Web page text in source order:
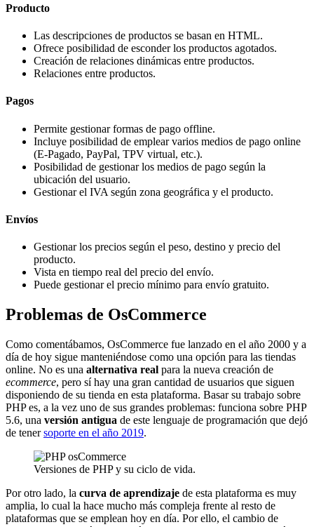
Producto
Las descripciones de productos se basan en HTML.
Ofrece posibilidad de esconder los productos agotados.
Creación de relaciones dinámicas entre productos.
Relaciones entre productos.
Pagos
Permite gestionar formas de pago offline.
Incluye posibilidad de emplear varios medios de pago online
(E-Pagado, PayPal, TPV virtual, etc.).
Posibilidad de gestionar los medios de pago según la
ubicación del usuario.
Gestionar el IVA según zona geográfica y el producto.
Envíos
Gestionar los precios según el peso, destino y precio del
producto.
Vista en tiempo real del precio del envío.
Puede gestionar el precio mínimo para envío gratuito.
Problemas de OsCommerce
Como comentábamos, OsCommerce fue lanzado en el año 2000 y a
día de hoy sigue manteniéndose como una opción para las tiendas
online. No es una alternativa real para la nueva creación de
ecommerce, pero sí hay una gran cantidad de usuarios que siguen
disponiendo de su tienda en esta plataforma. Basar su trabajo sobre
PHP es, a la vez uno de sus grandes problemas: funciona sobre PHP
5.6, una versión antigua de este lenguaje de programación que dejó
de tenersoporte en el año 2019.
Versiones de PHP y su ciclo de vida.
Por otro lado, la curva de aprendizaje de esta plataforma es muy
amplia, lo cual la hace mucho más compleja frente al resto de
plataformas que se emplean hoy en día. Por ello, el cambio de